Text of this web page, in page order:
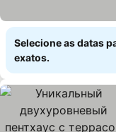
Selecione as datas
exatos.